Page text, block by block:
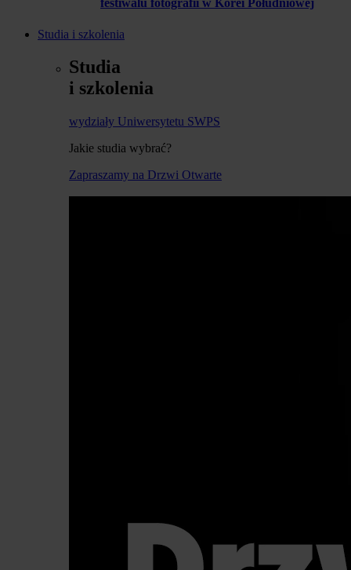
festiwalu fotografii w Korei Południowej
Studia i szkolenia
Studia
i szkolenia
wydziały Uniwersytetu SWPS
Jakie studia wybrać?
Zapraszamy na Drzwi Otwarte